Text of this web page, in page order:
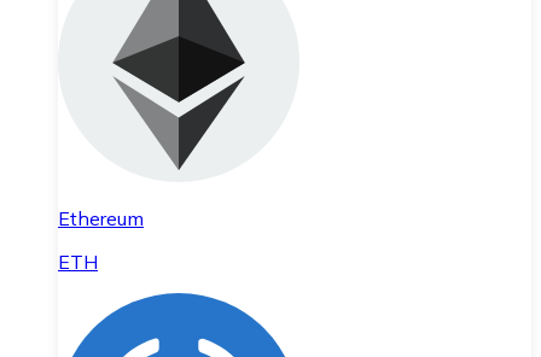
Ethereum
ETH